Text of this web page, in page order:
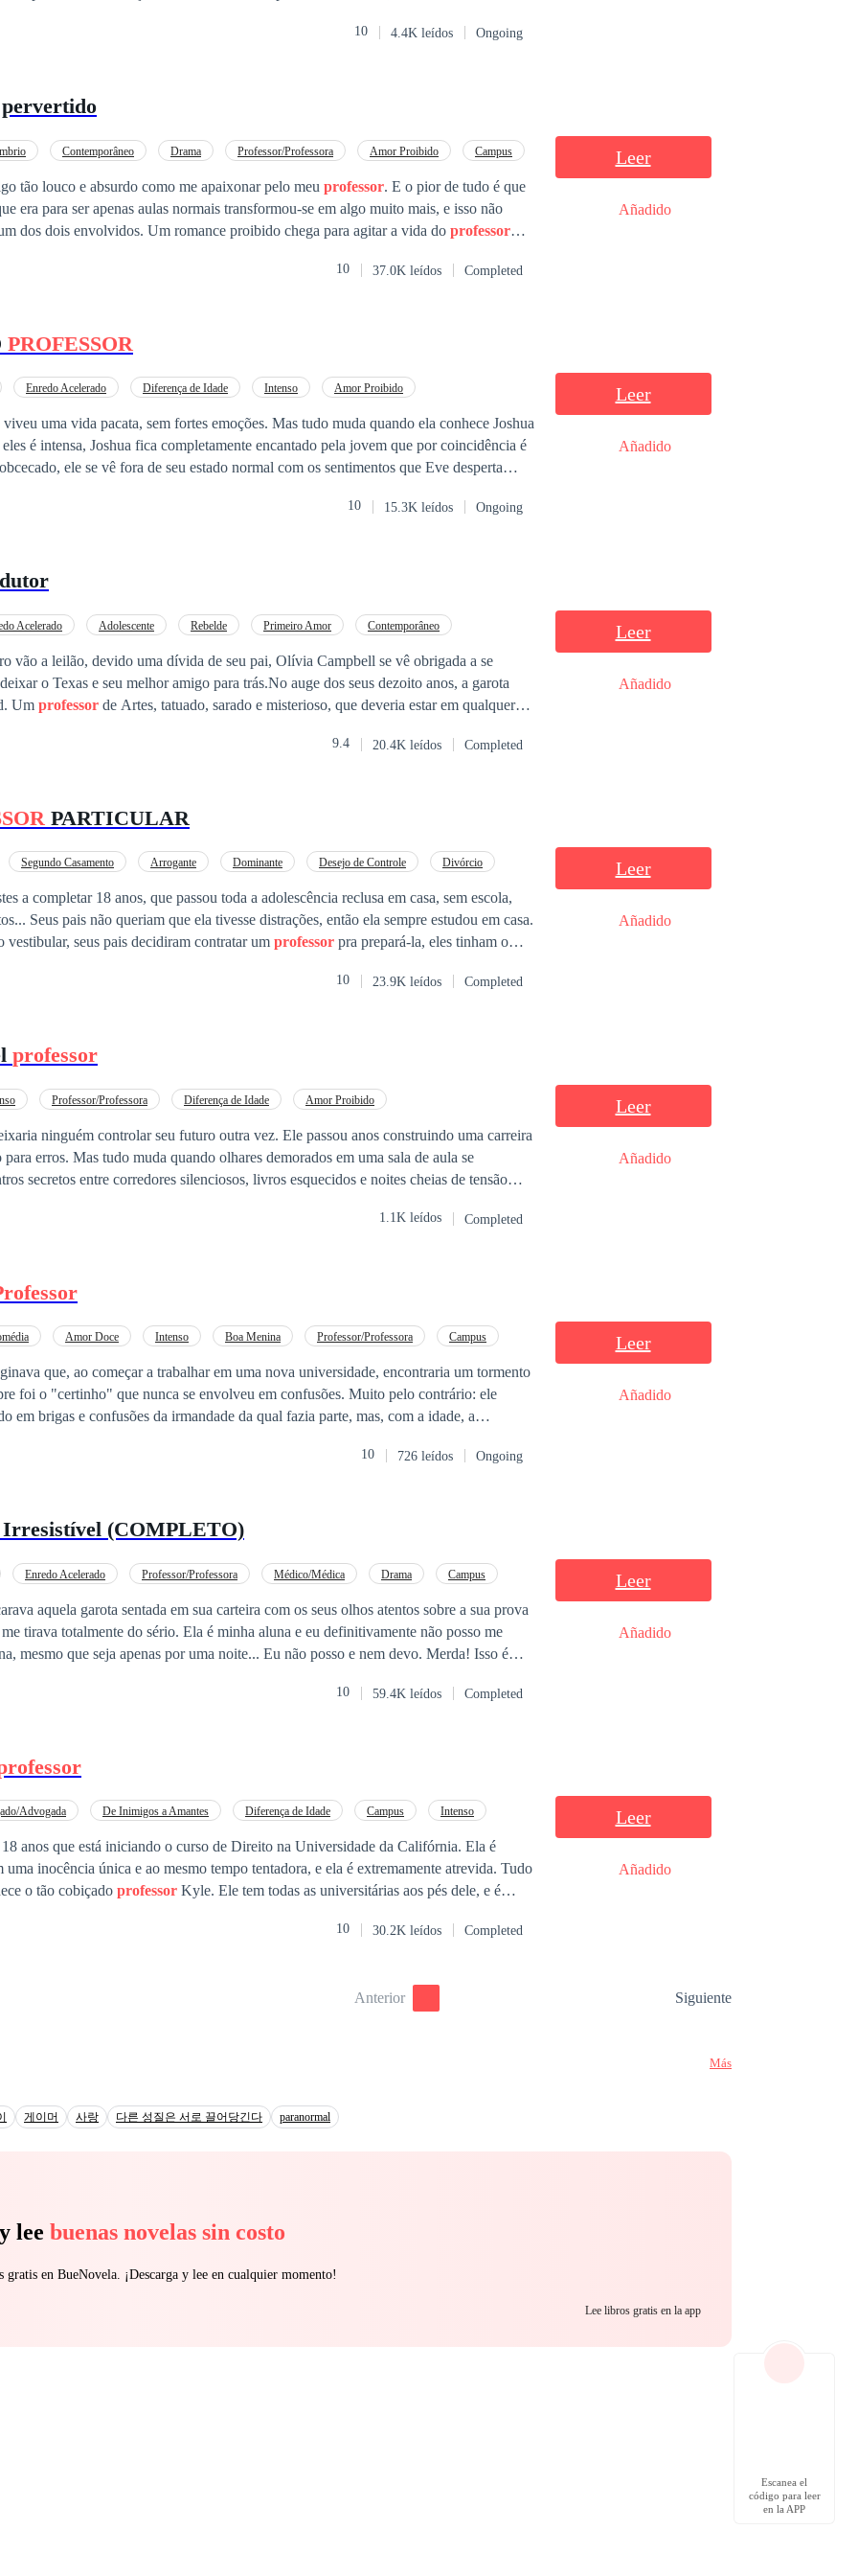
10 4.4K leídos Ongoing
pervertido
Contemporâneo Drama Professor/Professora Amor Proibido
Campus
tão louco e absurdo como me apaixonar pelo meu professor. E o pior de tudo é que
dos dois envolvidos. Um romance proibido chega para agitar a vida do professor
10 37.0K leídos Completed
Leer
Añadido
PROFESSOR
Enredo Acelerado Diferença de Idade Intenso Amor Proibido
uma vida pacata, sem fortes emoções. Mas tudo muda quando ela conhece Joshua
é intensa, Joshua fica completamente encantado pela jovem que por coincidência é
ele se vê fora de seu estado normal com os sentimentos que Eve desperta
forma, alimentando sua obsessão por ela. Mas será que Eve irá se render? Será
10 15.3K leídos Ongoing
Leer
Añadido
Acelerado Adolescente Rebelde Primeiro Amor
Contemporâneo
vão a leilão, devido uma dívida de seu pai, Olívia Campbell se vê obrigada a se
o Texas e seu melhor amigo para trás.No auge dos seus dezoito anos, a garota
Um professor de Artes, tatuado, sarado e misterioso, que deveria estar em qualquer
seu
9.4 20.4K leídos Completed
Leer
Añadido
PARTICULAR
Segundo Casamento Arrogante Dominante Desejo de Controle
Divórcio
a completar 18 anos, que passou toda a adolescência reclusa em casa, sem escola,
Seus pais não queriam que ela tivesse distrações, então ela sempre estudou em casa.
vestibular, seus pais decidiram contratar um professor pra prepará-la, eles tinham o
sedutor e CASADO. Victor arrancará suspiros de Zoe, explicará toda a
10 23.9K leídos Completed
Leer
Añadido
professor
Professor/Professora Diferença de Idade Amor Proibido
ninguém controlar seu futuro outra vez. Ele passou anos construindo uma carreira
em uma sala de aula se
secretos entre corredores silenciosos, livros esquecidos e noites cheias de tensão
faculdade, existem regras claras. E eles estão quebrando
na nossa vida da forma errada… e se
1.1K leídos Completed
Leer
Añadido
Amor Doce Intenso Boa Menina Professor/Professora
Campus
que, ao começar a trabalhar em uma nova universidade, encontraria um tormento
"certinho" que nunca se envolveu em confusões. Muito pelo contrário: ele
em brigas e confusões da irmandade da qual fazia parte, mas, com a idade, a
sentimento. Judy Hobbs era a melhor aluna do seu curso, e seu
Ela queria inovar, queria se rebelar contra o pai. Ela queria viver de verdade.
suas dúvidas.
10 726 leídos Ongoing
Leer
Añadido
Irresistível (COMPLETO)
Enredo Acelerado Professor/Professora Médico/Médica Drama
Campus
aquela garota sentada em sua carteira com os seus olhos atentos sobre a sua prova
Ela é minha aluna e eu definitivamente não posso me
que seja apenas por uma noite... Eu não posso e nem devo. Merda! Isso é
devo, mas eu sinto e sei que essa garota vai ser minha e estranhamente isso me
10 59.4K leídos Completed
Leer
Añadido
Advogada De Inimigos a Amantes Diferença de Idade Campus
Intenso
anos que está iniciando o curso de Direito na Universidade da Califórnia. Ela é
uma inocência única e ao mesmo tempo tentadora, e ela é extremamente atrevida. Tudo
o tão cobiçado professor Kyle. Ele tem todas as universitárias aos pés dele, e é
deixará completamente incomodado. Ele não irá descansar, até conseguir tê-la aos
10 30.2K leídos Completed
Leer
Añadido
Anterior Siguiente
Más
게이머 사랑 다른 성질은 서로 끌어당긴다 paranormal
lee buenas novelas sin costo
gratis en BueNovela. ¡Descarga y lee en cualquier momento!
Lee libros gratis en la app
Escanea el
código para leer
en la APP